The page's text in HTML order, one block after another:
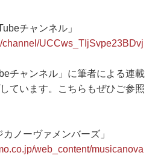
チャンネル」
channel/UCCws_TIjSvpe23BDvj
チャンネル」に筆者による連載
ています。こちらもぜひご参照
ノーヴァメンバーズ」
web_content/musicanova